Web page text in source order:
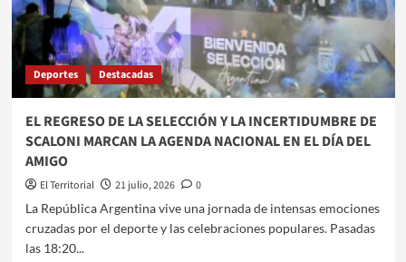
MADRID
MIENTRAS
CRECE
LA
LISTA
DE
INTERESADOS
EN
UN
PRÉSTAMO
Deportes Destacadas
EL REGRESO DE LA SELECCIÓN Y LA INCERTIDUMBRE DE
SCALONI MARCAN LA AGENDA NACIONAL EN EL DÍA DEL
AMIGO
El Territorial 21 julio, 2026
0
La República Argentina vive una jornada de intensas emociones
cruzadas por el deporte y las celebraciones populares. Pasadas
las 18:20...